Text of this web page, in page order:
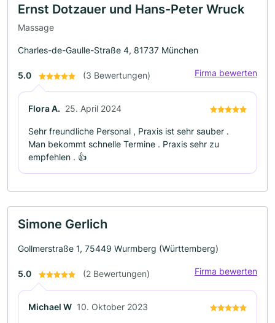
Ernst Dotzauer und Hans-Peter Wruck
Massage
Charles-de-Gaulle-Straße 4, 81737 München
5.0 (3 Bewertungen) Firma bewerten
Flora A. 25. April 2024
Sehr freundliche Personal , Praxis ist sehr sauber .
Man bekommt schnelle Termine . Praxis sehr zu
empfehlen . 👍
Simone Gerlich
Gollmerstraße 1, 75449 Wurmberg (Württemberg)
5.0 (2 Bewertungen) Firma bewerten
Michael W 10. Oktober 2023